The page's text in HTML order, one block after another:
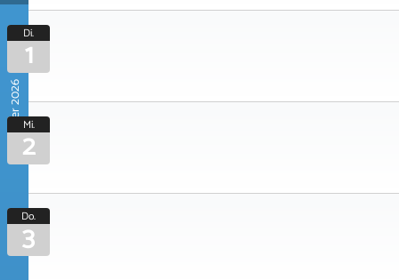
September 2026
Di.
1
Mi.
2
Do.
3